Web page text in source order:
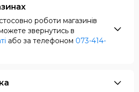
роботи магазинів
звернутись в
або за телефоном 073-414-